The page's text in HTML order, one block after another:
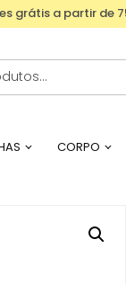
grátis a partir de
CORPO